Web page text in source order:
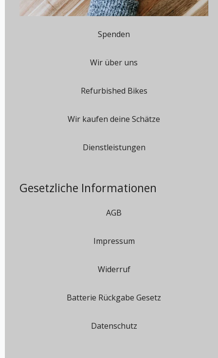
Spenden
Wir über uns
Refurbished Bikes
Wir kaufen deine Schätze
Dienstleistungen
Gesetzliche Informationen
AGB
Impressum
Widerruf
Batterie Rückgabe Gesetz
Datenschutz